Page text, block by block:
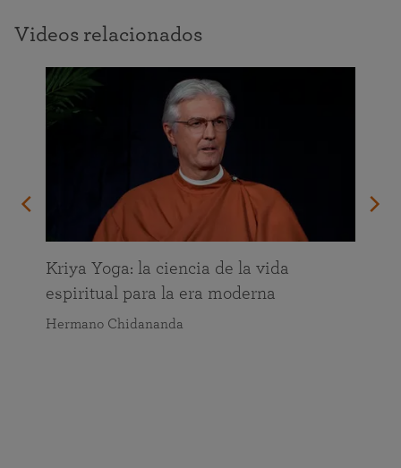
Videos relacionados
Kriya Yoga: la ciencia de la vida
espiritual para la era moderna
Hermano Chidananda